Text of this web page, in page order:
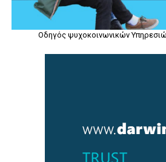
Οδηγός ψυχοκοινωνικών